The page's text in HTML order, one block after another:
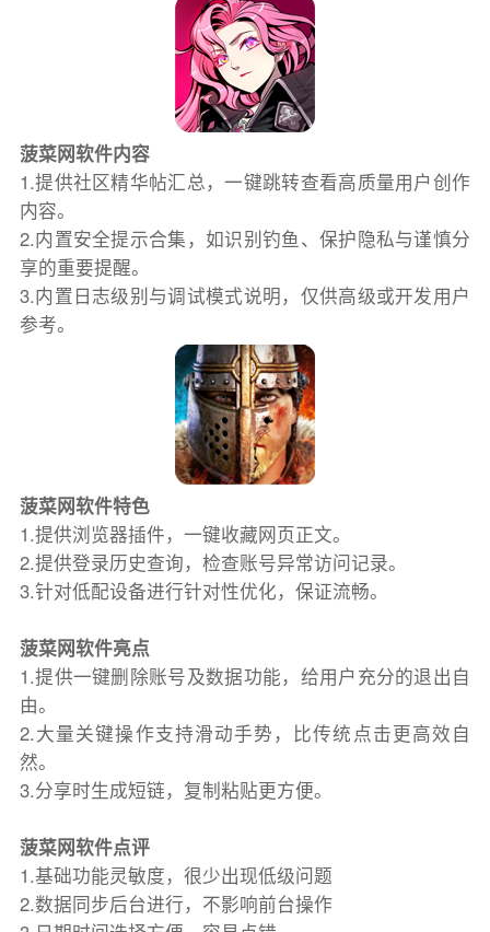
菠菜网软件内容
1.提供社区精华帖汇总，一键跳转查看高质量用户创作
内容。
2.内置安全提示合集，如识别钓鱼、保护隐私与谨慎分
享的重要提醒。
3.内置日志级别与调试模式说明，仅供高级或开发用户
参考。
菠菜网软件特色
1.提供浏览器插件，一键收藏网页正文。
2.提供登录历史查询，检查账号异常访问记录。
3.针对低配设备进行针对性优化，保证流畅。
菠菜网软件亮点
1.提供一键删除账号及数据功能，给用户充分的退出自
由。
2.大量关键操作支持滑动手势，比传统点击更高效自
然。
3.分享时生成短链，复制粘贴更方便。
菠菜网软件点评
1.基础功能灵敏度，很少出现低级问题
2.数据同步后台进行，不影响前台操作